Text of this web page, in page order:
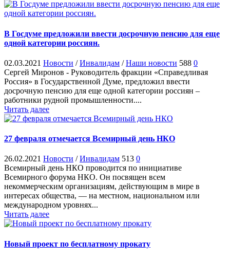
В Госдуме предложили ввести досрочную пенсию для еще
одной категории россиян.
02.03.2021 Новости /Инвалидам /Наши новости 588 0
Сергей Миронов - Руководитель фракции «Справедливая
Россия» в Государственной Думе, предложил ввести
досрочную пенсию для еще одной категории россиян –
работники рудной промышленности....
Читать далее
27 февраля отмечается Всемирный день НКО
26.02.2021 Новости /Инвалидам 513 0
Всемирный день НКО проводится по инициативе
Всемирного форума НКО. Он посвящен всем
некоммерческим организациям, действующим в мире в
интересах общества, — на местном, национальном или
международном уровнях...
Читать далее
Новый проект по бесплатному прокату